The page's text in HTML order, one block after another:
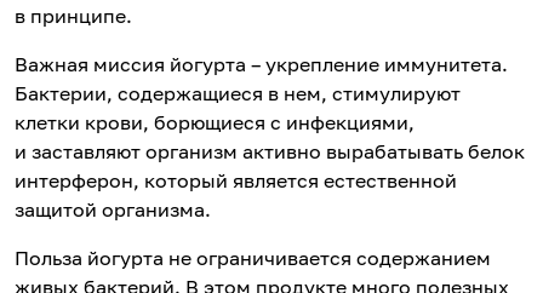
в принципе.
Важная миссия йогурта – укрепление иммунитета.
Бактерии, содержащиеся в нем, стимулируют
клетки крови, борющиеся с инфекциями,
и заставляют организм активно вырабатывать белок
интерферон, который является естественной
защитой организма.
Польза йогурта не ограничивается содержанием
живых бактерий. В этом продукте много полезных